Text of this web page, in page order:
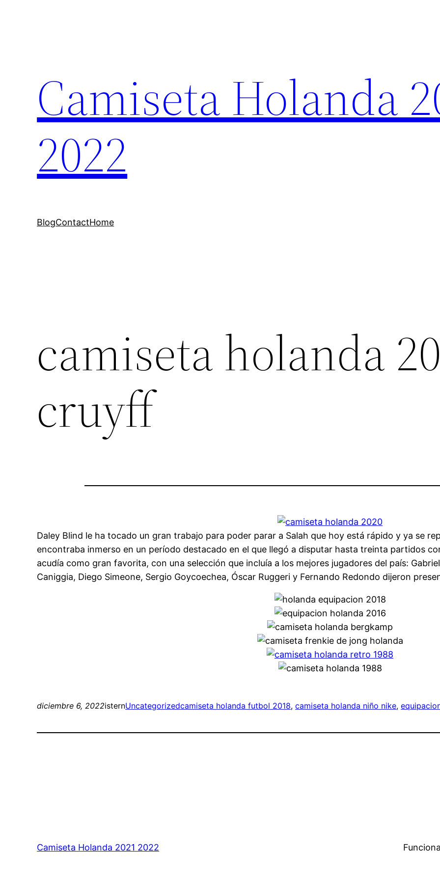
Camiseta Holanda
2022
BlogContactHome
camiseta holanda
cruyff
Daley Blind le ha tocado un gran trabajo para poder parar a Salah que hoy está rápido y ya se
encontraba inmerso en un período destacado en el que llegó a disputar hasta treinta partidos
acudía como gran favorita, con una selección que incluía a los mejores jugadores del país:
Caniggia, Diego Simeone, Sergio Goycoechea, Óscar Ruggeri y Fernando Redondo dijeron
diciembre 6, 2022isternUncategorizedcamiseta holanda futbol 2018, camiseta holanda niño nike,
Camiseta Holanda 2021 2022